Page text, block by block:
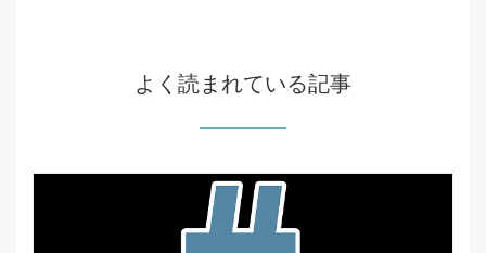
よく読まれている記事